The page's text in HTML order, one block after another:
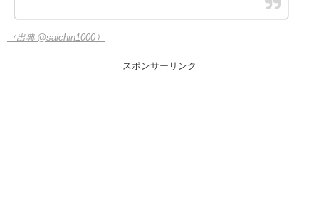
（出典 @saichin1000）
スポンサーリンク